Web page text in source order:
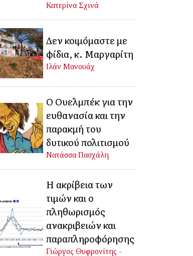
Κατερίνα Σχινά
Δεν κοιμόμαστε με
φίδια, κ. Μαργαρίτη
Ιλάν Μανουάχ
Ο Ουελμπέκ για την
ευθανασία και την
παρακμή του
δυτικού πολιτισμού
Νατάσσα Πασχάλη
Η ακρίβεια των
τιμών και ο
πληθωρισμός
ανακριβειών και
παραπληροφόρησης
Γιώργος Θυφρονίτης -